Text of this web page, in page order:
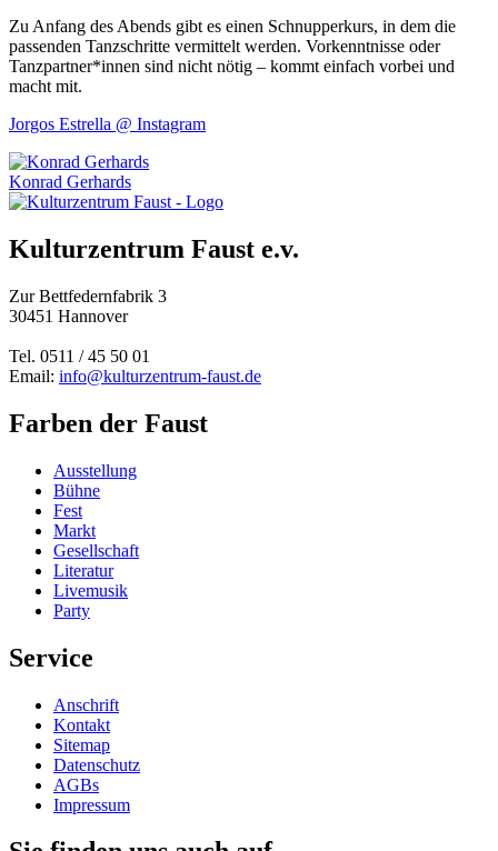
Zu Anfang des Abends gibt es einen Schnupperkurs, in dem die
passenden Tanzschritte vermittelt werden. Vorkenntnisse oder
Tanzpartner*innen sind nicht nötig – kommt einfach vorbei und
macht mit.
Jorgos Estrella @ Instagram
Konrad Gerhards
Kulturzentrum Faust e.v.
Zur Bettfedernfabrik 3
30451 Hannover
Tel. 0511 / 45 50 01
Email: info@kulturzentrum-faust.de
Farben der Faust
Ausstellung
Bühne
Fest
Markt
Gesellschaft
Literatur
Livemusik
Party
Service
Anschrift
Kontakt
Sitemap
Datenschutz
AGBs
Impressum